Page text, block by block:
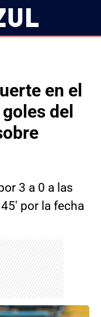
en el
del
3 a 0 a las
por la fecha